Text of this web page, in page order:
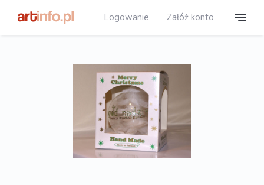
Logowanie Załóż konto